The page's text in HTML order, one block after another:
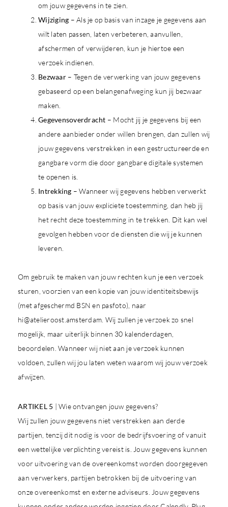
om jouw gegevens in te zien.
Wijziging – Als je op basis van inzage je gegevens aan
wilt laten passen, laten verbeteren, aanvullen,
afschermen of verwijderen, kun je hiertoe een
verzoek indienen.
Bezwaar– Tegen de verwerking van jouw gegevens
gebaseerd op een belangenafweging kun jij bezwaar
maken.
Gegevensoverdracht – Mocht jij je gegevens bij een
andere aanbieder onder willen brengen, dan zullen wij
jouw gegevens verstrekken in een gestructureerde en
gangbare vorm die door gangbare digitale systemen
te openen is.
Intrekking – Wanneer wij gegevens hebben verwerkt
op basis van jouw expliciete toestemming, dan heb jij
het recht deze toestemming in te trekken. Dit kan wel
gevolgen hebben voor de diensten die wij je kunnen
leveren.
Om gebruik te maken van jouw rechten kun je een verzoek
sturen, voorzien van een kopie van jouw identiteitsbewijs
(met afgeschermd BSN en pasfoto), naar
hi@atelieroost.amsterdam. Wij zullen je verzoek zo snel
mogelijk, maar uiterlijk binnen 30 kalenderdagen,
beoordelen. Wanneer wij niet aan je verzoek kunnen
voldoen, zullen wij jou laten weten waarom wij jouw verzoek
afwijzen.
ARTIKEL 5 | Wie ontvangen jouw gegevens?
Wij zullen jouw gegevens niet verstrekken aan derde
partijen, tenzij dit nodig is voor de bedrijfsvoering of vanuit
een wettelijke verplichting vereist is. Jouw gegevens kunnen
voor uitvoering van de overeenkomst worden doorgegeven
aan verwerkers, partijen betrokken bij de uitvoering van
onze overeenkomst en externe adviseurs. Jouw gegevens